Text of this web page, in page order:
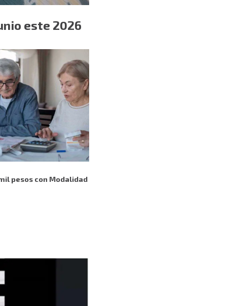
este 2026
pesos con Modalidad